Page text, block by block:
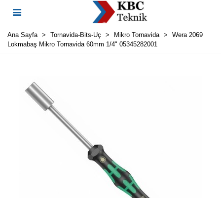
Ana Sayfa > Tornavida-Bits-Uç > Mikro Tornavida >
Wera 2069
Lokmabaş Mikro Tornavida 60mm 1/4" 05345282001